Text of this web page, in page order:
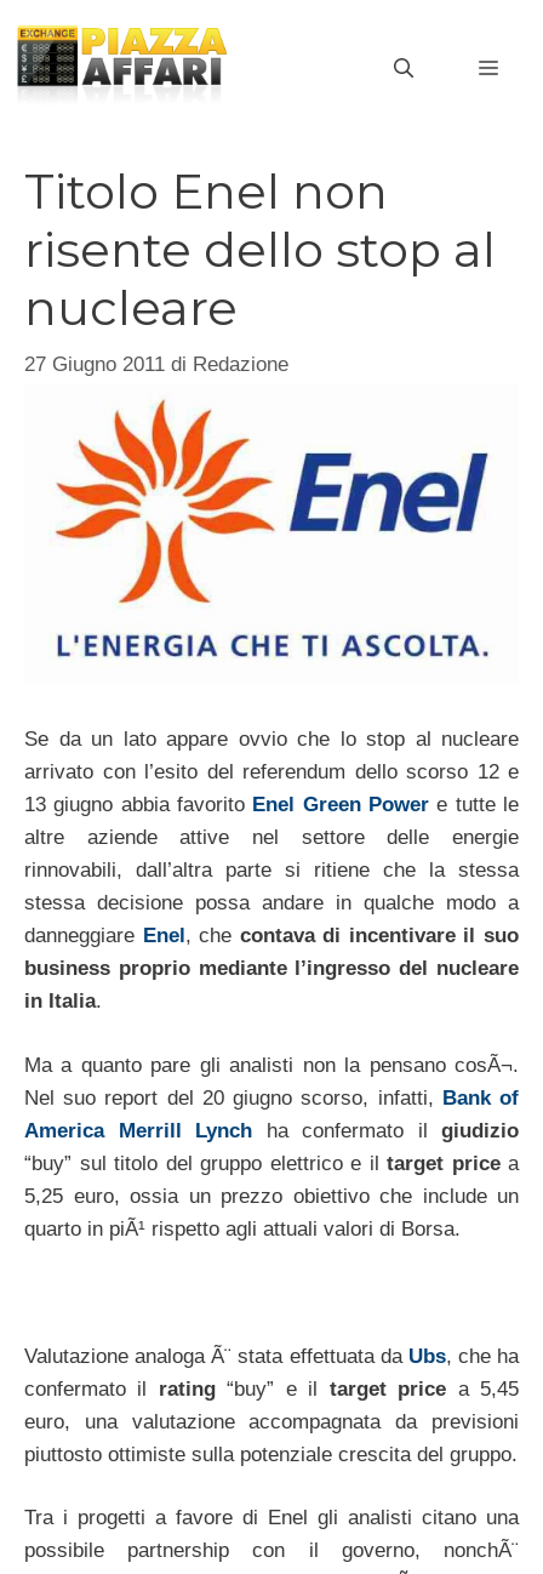
contenuto
Titolo Enel non
risente dello stop al
nucleare
27 Giugno 2011 di Redazione
Se da un lato appare ovvio che lo stop al nucleare
arrivato con l’esito del referendum dello scorso 12 e
13 giugno abbia favorito Enel Green Power e tutte le
altre aziende attive nel settore delle energie
rinnovabili, dall’altra parte si ritiene che la stessa
stessa decisione possa andare in qualche modo a
danneggiare Enel , che contava di incentivare il suo
business proprio mediante l’ingresso del nucleare
in Italia.
Ma a quanto pare gli analisti non la pensano cosÃ¬.
Nel suo report del 20 giugno scorso, infatti, Bank of
America Merrill Lynch ha confermato il giudizio
“buy” sul titolo del gruppo elettrico e il target pricea
5,25 euro, ossia un prezzo obiettivo che include un
quarto in piÃ¹ rispetto agli attuali valori di Borsa.
Valutazione analoga Ã¨ stata effettuata da Ubs, che ha
confermato il rating“buy” e il target price a 5,45
euro, una valutazione accompagnata da previsioni
piuttosto ottimiste sulla potenziale crescita del gruppo.
Tra i progetti a favore di Enel gli analisti citano una
possibile partnership con il governo, nonchÃ¨